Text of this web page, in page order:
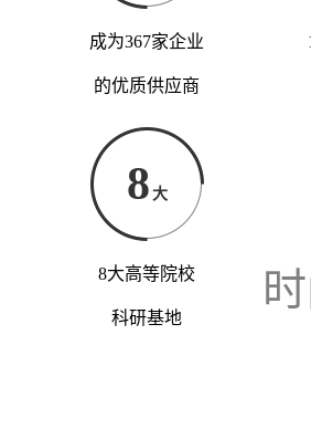
成为367家企业
的优质供应商
8 大
8大高等院校
科研基地